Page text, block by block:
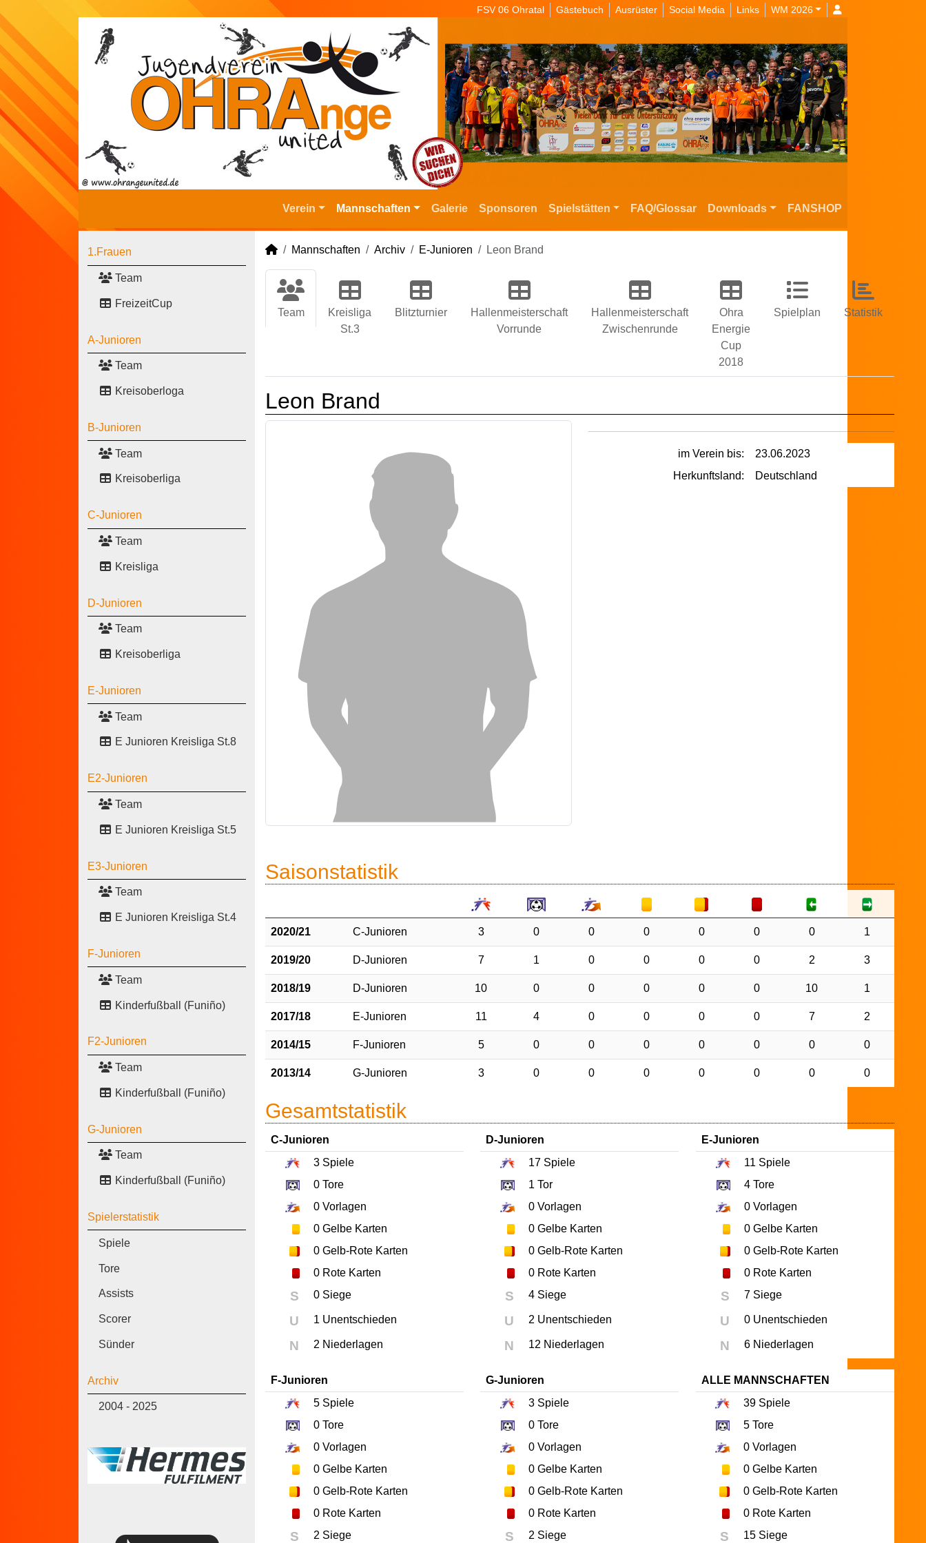
FSV 06 Ohratal Gästebuch Ausrüster Social Media Links WM 2026
Verein Mannschaften Galerie Sponsoren Spielstätten FAQ/Glossar Downloads FANSHOP
1.Frauen
Team
FreizeitCup
A-Junioren
Team
Kreisoberloga
B-Junioren
Team
Kreisoberliga
C-Junioren
Team
Kreisliga
D-Junioren
Team
Kreisoberliga
E-Junioren
Team
E Junioren Kreisliga St.8
E2-Junioren
Team
E Junioren Kreisliga St.5
E3-Junioren
Team
E Junioren Kreisliga St.4
F-Junioren
Team
Kinderfußball (Funiño)
F2-Junioren
Team
Kinderfußball (Funiño)
G-Junioren
Team
Kinderfußball (Funiño)
Spielerstatistik
Spiele
Tore
Assists
Scorer
Sünder
Archiv
2004 - 2025
Mannschaften Archiv E-Junioren Leon Brand
Team
Kreisliga
St.3
Blitzturnier
Hallenmeisterschaft
Vorrunde
Hallenmeisterschaft
Zwischenrunde
Ohra
Energie
Cup
2018
Spielplan Statistik
Leon Brand
im Verein bis:
23.06.2023
Herkunftsland:
Deutschland
Saisonstatistik
2020/21 C-Junioren 3 0 0 0 0 0 0 1
2019/20 D-Junioren 7 1 0 0 0 0 2 3
2018/19 D-Junioren 10 0 0 0 0 0 10 1
2017/18 E-Junioren 11 4 0 0 0 0 7 2
2014/15 F-Junioren 5 0 0 0 0 0 0 0
2013/14 G-Junioren 3 0 0 0 0 0 0 0
Gesamtstatistik
C-Junioren
3 Spiele
0 Tore
0 Vorlagen
0 Gelbe Karten
0 Gelb-Rote Karten
0 Rote Karten
S 0 Siege
U 1 Unentschieden
N 2 Niederlagen
D-Junioren
17 Spiele
1 Tor
0 Vorlagen
0 Gelbe Karten
0 Gelb-Rote Karten
0 Rote Karten
S 4 Siege
U 2 Unentschieden
N 12 Niederlagen
E-Junioren
11 Spiele
4Tore
0Vorlagen
0Gelbe Karten
0Gelb-Rote Karten
0Rote Karten
S 7 Siege
U 0 Unentschieden
N 6 Niederlagen
F-Junioren
5 Spiele
0 Tore
0 Vorlagen
0 Gelbe Karten
0 Gelb-Rote Karten
0 Rote Karten
S 2 Siege
G-Junioren
3 Spiele
0 Tore
0 Vorlagen
0 Gelbe Karten
0 Gelb-Rote Karten
0 Rote Karten
S 2 Siege
ALLE MANNSCHAFTEN
39Spiele
5Tore
0Vorlagen
0Gelbe Karten
0Gelb-Rote Karten
0Rote Karten
S 15 Siege